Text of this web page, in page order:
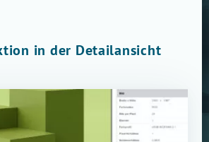
in der Detailansicht